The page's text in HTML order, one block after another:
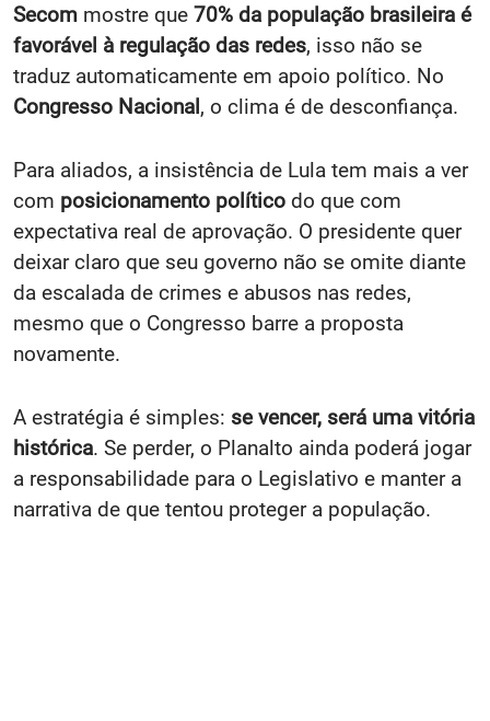
Secom mostre que 70% da população brasileira é
favorável à regulação das redes, isso não se
traduz automaticamente em apoio político. No
Congresso Nacional, o clima é de desconfiança.
Para aliados, a insistência de Lula tem mais a ver
com posicionamento político do que com
expectativa real de aprovação. O presidente quer
deixar claro que seu governo não se omite diante
da escalada de crimes e abusos nas redes,
mesmo que o Congresso barre a proposta
novamente.
A estratégia é simples: se vencer, será uma vitória
histórica. Se perder, o Planalto ainda poderá jogar
a responsabilidade para o Legislativo e manter a
narrativa de que tentou proteger a população.